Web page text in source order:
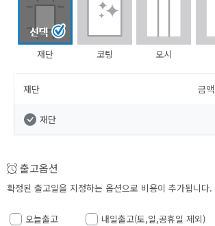
재단 코팅 오시
재단 금액
재단
출고옵션
확정된 출고일을 지정하는 옵션으로 비용이 추가됩니다.
오늘출고 내일출고(토,일,공휴일 제외)